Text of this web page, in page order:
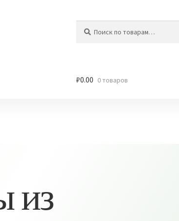
₽0.00 0 товаров
из